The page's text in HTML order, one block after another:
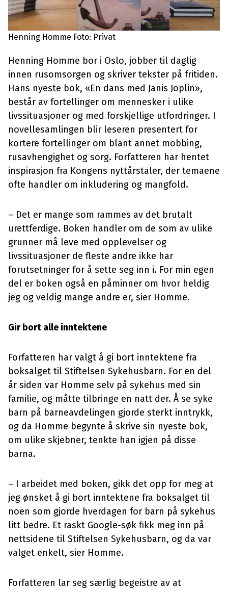
Henning Homme Foto: Privat
Henning Homme bor i Oslo, jobber til daglig
innen rusomsorgen og skriver tekster på fritiden.
Hans nyeste bok, «En dans med Janis Joplin»,
består av fortellinger om mennesker i ulike
livssituasjoner og med forskjellige utfordringer. I
novellesamlingen blir leseren presentert for
kortere fortellinger om blant annet mobbing,
rusavhengighet og sorg. Forfatteren har hentet
inspirasjon fra Kongens nyttårstaler, der temaene
ofte handler om inkludering og mangfold.
– Det er mange som rammes av det brutalt
urettferdige. Boken handler om de som av ulike
grunner må leve med opplevelser og
livssituasjoner de fleste andre ikke har
forutsetninger for å sette seg inn i. For min egen
del er boken også en påminner om hvor heldig
jeg og veldig mange andre er, sier Homme.
Gir bort alle inntektene
Forfatteren har valgt å gi bort inntektene fra
boksalget til Stiftelsen Sykehusbarn. For en del
år siden var Homme selv på sykehus med sin
familie, og måtte tilbringe en natt der. Å se syke
barn på barneavdelingen gjorde sterkt inntrykk,
og da Homme begynte å skrive sin nyeste bok,
om ulike skjebner, tenkte han igjen på disse
barna.
– I arbeidet med boken, gikk det opp for meg at
jeg ønsket å gi bort inntektene fra boksalget til
noen som gjorde hverdagen for barn på sykehus
litt bedre. Et raskt Google-søk fikk meg inn på
nettsidene til Stiftelsen Sykehusbarn, og da var
valget enkelt, sier Homme.
Forfatteren lar seg særlig begeistre av at